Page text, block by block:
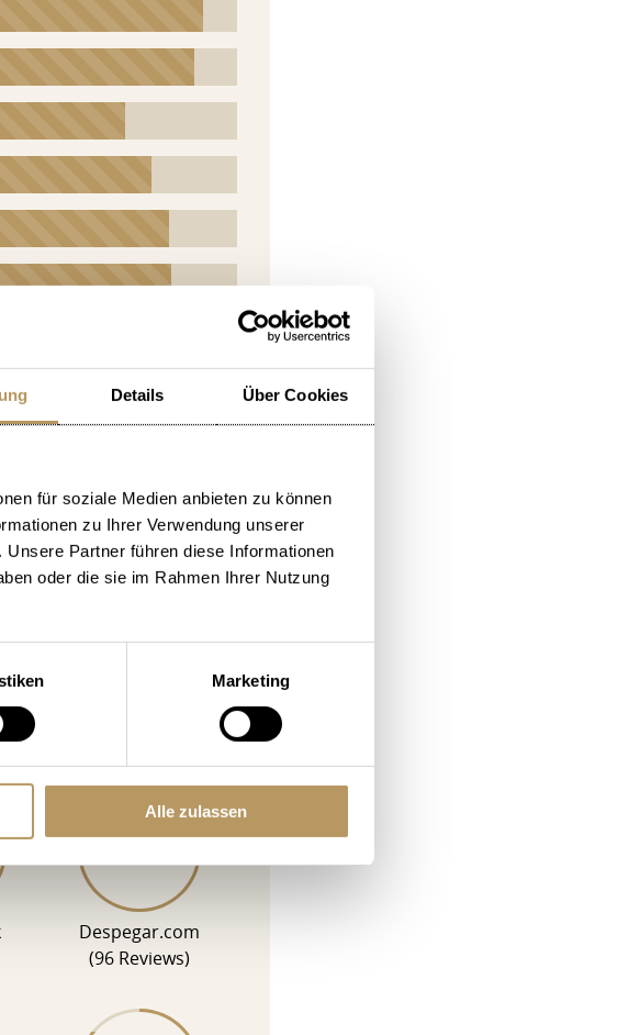
Details Über Cookies
für soziale Medien anbieten zu können
zu Ihrer Verwendung unserer
Partner führen diese Informationen
oder die sie im Rahmen Ihrer Nutzung
Marketing
Alle zulassen
87%
92%
Despegar.com
(96 Reviews)